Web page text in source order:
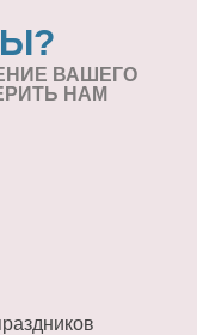
ВАШЕГО
НАМ